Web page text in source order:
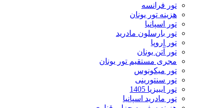
تور فرانسه
هزینه تور یونان
تور اسپانیا
تور بارسلون مادرید
تور اروپا
تور آتن یونان
مجری مستقیم تور یونان
تور میکونوس
تور سنتورینی
تور ایبیزیا 1405
تور مادرید اسپانیا